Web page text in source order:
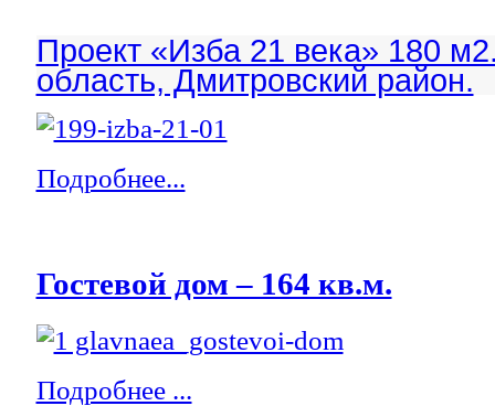
Проект «Изба 21 века» 180
область, Дмитровский район.
Подробнее...
Гостевой дом – 164 кв.м.
Подробнее ...